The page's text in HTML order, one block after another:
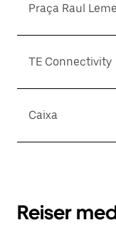
Praça Raul Leme
TE Connectivity
Caixa
Reiser